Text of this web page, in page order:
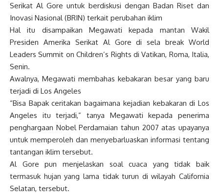
Serikat Al Gore untuk berdiskusi dengan Badan Riset dan
Inovasi Nasional (BRIN) terkait perubahan iklim
Hal itu disampaikan Megawati kepada mantan Wakil
Presiden Amerika Serikat Al Gore di sela break World
Leaders Summit on Children’s Rights di Vatikan, Roma, Italia,
Senin.
Awalnya, Megawati membahas kebakaran besar yang baru
terjadi di Los Angeles
“Bisa Bapak ceritakan bagaimana kejadian kebakaran di Los
Angeles itu terjadi,” tanya Megawati kepada penerima
penghargaan Nobel Perdamaian tahun 2007 atas upayanya
untuk memperoleh dan menyebarluaskan informasi tentang
tantangan iklim tersebut.
Al Gore pun menjelaskan soal cuaca yang tidak baik
termasuk hujan yang lama tidak turun di wilayah California
Selatan, tersebut.